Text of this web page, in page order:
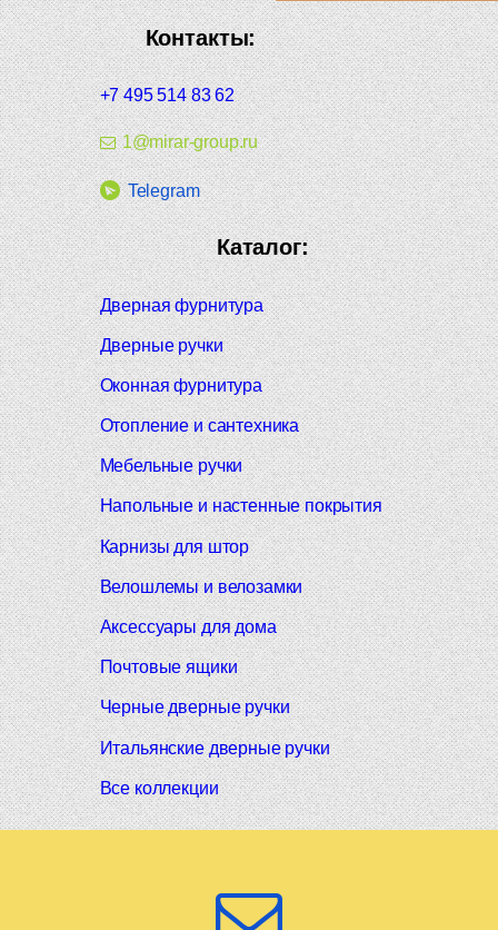
Контакты:
+7 495 514 83 62
1@mirar-group.ru
Telegram
Каталог:
Дверная фурнитура
Дверные ручки
Оконная фурнитура
Отопление и сантехника
Мебельные ручки
Напольные и настенные покрытия
Карнизы для штор
Велошлемы и велозамки
Аксессуары для дома
Почтовые ящики
Черные дверные ручки
Итальянские дверные ручки
Все коллекции